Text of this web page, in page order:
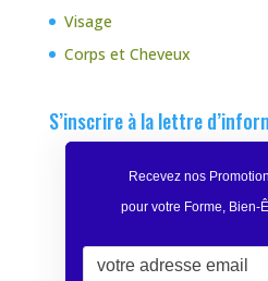
Visage
Corps et Cheveux
S’inscrire à la lettre
Recevez nos
pour votre Forme, Bien-